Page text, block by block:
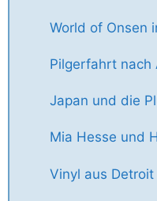
World of Onsen
Pilgerfahrt nach
Japan und die
Mia Hesse und
Vinyl aus Detroit